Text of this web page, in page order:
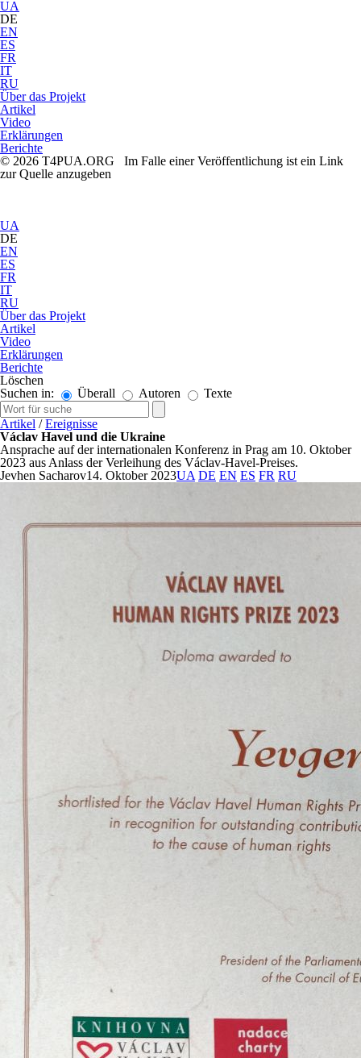
UA
DE
EN
ES
FR
IT
RU
Über das Projekt
Artikel
Video
Erklärungen
Berichte
© 2026 T4PUA.ORG Im Falle einer Veröffentlichung ist ein Link
zur Quelle anzugeben
UA
DE
EN
ES
FR
IT
RU
Über das Projekt
Artikel
Video
Erklärungen
Berichte
Löschen
Suchen in:
Überall Autoren Texte
Artikel /Ereignisse
Václav Havel und die Ukraine
Ansprache auf der internationalen Konferenz in Prag am 10. Oktober
2023 aus Anlass der Verleihung des Václav-Havel-Preises.
Jevhen Sacharov14. Oktober 2023UA DE EN ES FR RU